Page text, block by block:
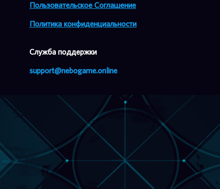
Пользовательское Соглашение
Политика конфиденциальности
Cлужба поддержки
support@nebogame.online